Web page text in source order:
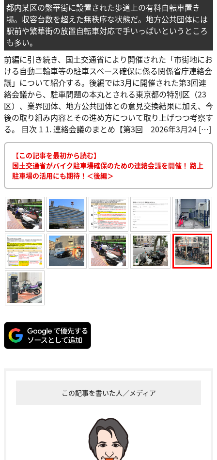
都内某区の繁華街に設置された歩道上の有料自転車置き
場。収容台数を超えた無秩序な状態だ。地方公共団体には
駅前や繁華街の放置自転車対応で手いっぱいというところ
も多い。
前編に引き続き、国土交通省により開催された「市街地にお
ける自動二輪車等の駐車スペース確保に係る関係省庁連絡会
議」について紹介する。後編では3月に開催された第3回連
絡会議から、駐車問題の本丸とされる東京都の特別区（23
区）、業界団体、地方公共団体との意見交換結果に加え、今
後の取り組み内容とその進め方について取り上げつつ考察す
る。 目次 1 1. 連絡会議のまとめ【第3回 2026年3月24 […]
【この記事を最初から読む】
国土交通省がバイク駐車場確保のための連絡会議を開催！ 路上
駐車場の活用にも期待！＜後編＞
この記事を書いた人／メディア